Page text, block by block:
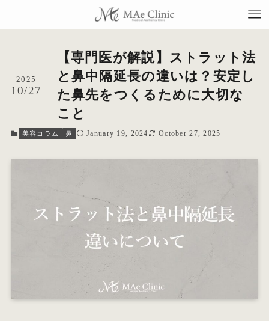
オ
【専門医が解説】ストラット法
と鼻中隔延長の違いは？安定し
た鼻先をつくるために大切な
こと
2025
10/27
美容コラム 鼻 January 19, 2024 October 27, 2025